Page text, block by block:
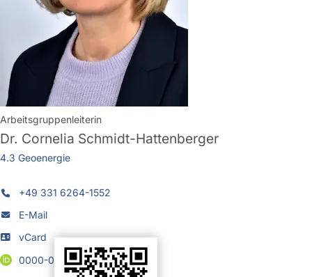
Arbeitsgruppenleiterin
Dr. Cornelia Schmidt-Hattenberger
4.3 Geoenergie
+49 331 6264-1552
E-Mail
vCard
0000-0002-3058-7469